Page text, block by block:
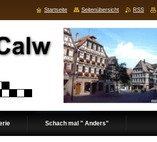
Schach mal " Anders"
Startseite Seitenübersicht RSS